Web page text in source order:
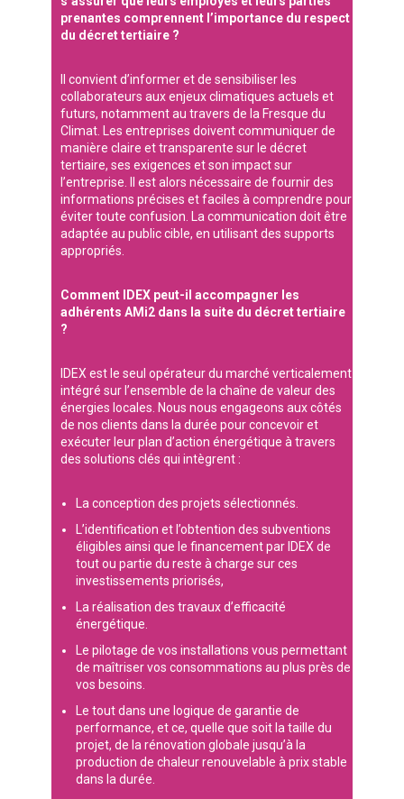
prenantes comprennent l’importance du respect
du décret tertiaire ?
Il convient d’informer et de sensibiliser les
collaborateurs aux enjeux climatiques actuels et
futurs, notamment au travers de la Fresque du
Climat. Les entreprises doivent communiquer de
manière claire et transparente sur le décret
tertiaire, ses exigences et son impact sur
l’entreprise. Il est alors nécessaire de fournir des
informations précises et faciles à comprendre pour
éviter toute confusion. La communication doit être
adaptée au public cible, en utilisant des supports
appropriés.
Comment IDEX peut-il accompagner les
adhérents AMi2 dans la suite du décret tertiaire
?
IDEX est le seul opérateur du marché verticalement
intégré sur l’ensemble de la chaîne de valeur des
énergies locales. Nous nous engageons aux côtés
de nos clients dans la durée pour concevoir et
exécuter leur plan d’action énergétique à travers
des solutions clés qui intègrent :
La conception des projets sélectionnés.
L’identification et l’obtention des subventions
éligibles ainsi que le financement par IDEX de
tout ou partie du reste à charge sur ces
investissements priorisés,
La réalisation des travaux d’efficacité
énergétique.
Le pilotage de vos installations vous permettant
de maîtriser vos consommations au plus près de
vos besoins.
Le tout dans une logique de garantie de
performance, et ce, quelle que soit la taille du
projet, de la rénovation globale jusqu’à la
production de chaleur renouvelable à prix stable
dans la durée.